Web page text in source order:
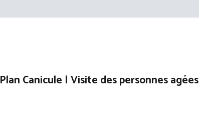
Plan Canicule | Visite des personnes agées